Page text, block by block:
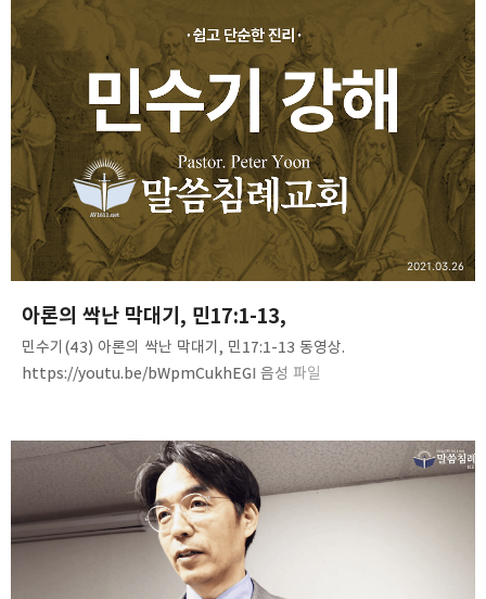
아론의 싹난 막대기, 민17:1-13,
2021.03.26
민수기(43) 아론의 싹난 막대기, 민17:1-13 동영상.
https://youtu.be/bWpmCukhEGI 음성 파일